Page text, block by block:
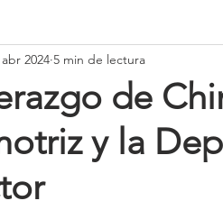
de
y la
abr 2024 5 min de lectura